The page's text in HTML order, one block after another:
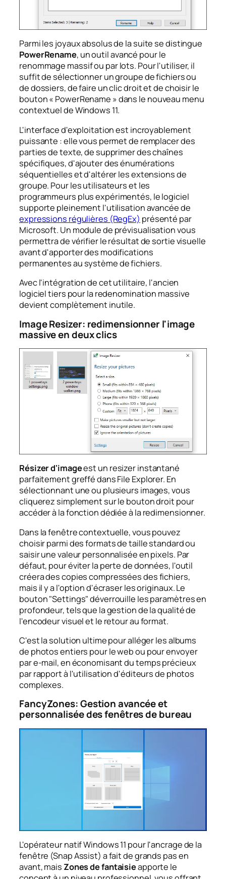
Parmi les joyaux absolus de la suite se distingue
PowerRename, un outil avancé pour le
renommage massif ou par lots. Pour l'utiliser, il
suffit de sélectionner un groupe de fichiers ou
de dossiers, de faire un clic droit et de choisir le
bouton « PowerRename » dans le nouveau menu
contextuel de Windows 11.
L'interface d'exploitation est incroyablement
puissante : elle vous permet de remplacer des
parties de texte, de supprimer des chaînes
spécifiques, d'ajouter des énumérations
séquentielles et d'altérer les extensions de
groupe. Pour les utilisateurs et les
programmeurs plus expérimentés, le logiciel
supporte pleinement l'utilisation avancée de
expressions régulières (RegEx) présenté par
Microsoft. Un module de prévisualisation vous
permettra de vérifier le résultat de sortie visuelle
avant d'apporter des modifications
permanentes au système de fichiers.
Avec l'intégration de cet utilitaire, l'ancien
logiciel tiers pour la redenomination massive
devient complètement inutile.
Image Resizer: redimensionner l'image
massive en deux clics
Résizer d'imageest un resizer instantané
parfaitement greffé dans File Explorer. En
sélectionnant une ou plusieurs images, vous
cliquerez simplement sur le bouton droit pour
accéder à la fonction dédiée à la redimensionner.
Dans la fenêtre contextuelle, vous pouvez
choisir parmi des formats de taille standard ou
saisir une valeur personnalisée en pixels. Par
défaut, pour éviter la perte de données, l'outil
créera des copies compressées des fichiers,
mais il y a l'option d'écraser les originaux. Le
bouton "Settings" déverrouille les paramètres en
profondeur, tels que la gestion de la qualité de
l'encodeur visuel et le retour au format.
C'est la solution ultime pour alléger les albums
de photos entiers pour le web ou pour envoyer
par e-mail, en économisant du temps précieux
par rapport à l'utilisation d'éditeurs de photos
complexes.
FancyZones: Gestion avancée et
personnalisée des fenêtres de bureau
L'opérateur natif Windows 11 pour l'ancrage de la
fenêtre (Snap Assist) a fait de grands pas en
avant, mais Zones de fantaisieapporte le